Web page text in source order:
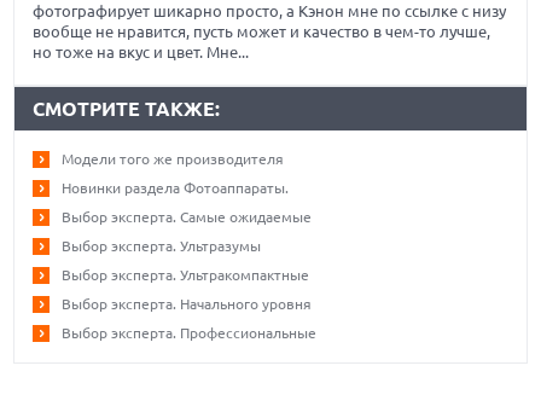
фотографирует шикарно просто, а Кэнон мне по ссылке с низу
вообще не нравится, пусть может и качество в чем-то лучше,
но тоже на вкус и цвет. Мне...
СМОТРИТЕ ТАКЖЕ:
Модели того же производителя
Новинки раздела Фотоаппараты.
Выбор эксперта. Самые ожидаемые
Выбор эксперта. Ультразумы
Выбор эксперта. Ультракомпактные
Выбор эксперта. Начального уровня
Выбор эксперта. Профессиональные